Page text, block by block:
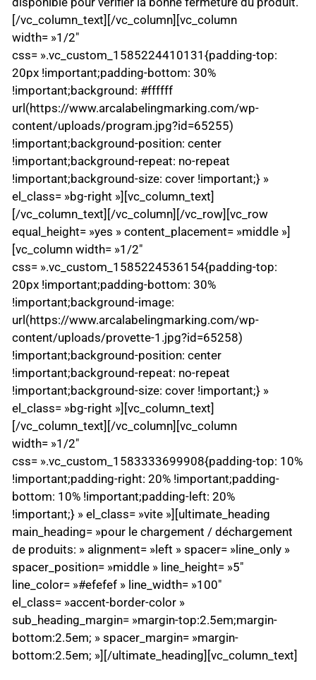
[/vc_column_text][/vc_column][vc_column
width= »1/2″
css= ».vc_custom_1585224410131{padding-top:
20px !important;padding-bottom: 30%
!important;background: #ffffff
url(https://www.arcalabelingmarking.com/wp-
content/uploads/program.jpg?id=65255)
!important;background-position: center
!important;background-repeat: no-repeat
!important;background-size: cover !important;} »
el_class= »bg-right »][vc_column_text]
[/vc_column_text][/vc_column][/vc_row][vc_row
equal_height= »yes » content_placement= »middle »]
[vc_column width= »1/2″
css= ».vc_custom_1585224536154{padding-top:
20px !important;padding-bottom: 30%
!important;background-image:
url(https://www.arcalabelingmarking.com/wp-
content/uploads/provette-1.jpg?id=65258)
!important;background-position: center
!important;background-repeat: no-repeat
!important;background-size: cover !important;} »
el_class= »bg-right »][vc_column_text]
[/vc_column_text][/vc_column][vc_column
width= »1/2″
css= ».vc_custom_1583333699908{padding-top: 10%
!important;padding-right: 20% !important;padding-
bottom: 10% !important;padding-left: 20%
!important;} » el_class= »vite »][ultimate_heading
main_heading= »pour le chargement / déchargement
de produits: » alignment= »left » spacer= »line_only »
spacer_position= »middle » line_height= »5″
line_color= »#efefef » line_width= »100″
el_class= »accent-border-color »
sub_heading_margin= »margin-top:2.5em;margin-
bottom:2.5em; » spacer_margin= »margin-
bottom:2.5em; »][/ultimate_heading][vc_column_text]